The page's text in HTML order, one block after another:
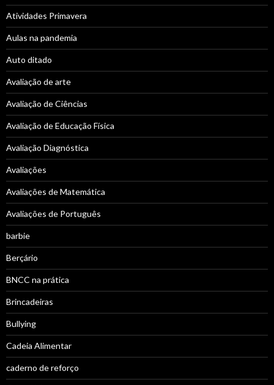
Atividades Primavera
Aulas na pandemia
Auto ditado
Avaliação de arte
Avaliação de Ciências
Avaliação de Educação Física
Avaliação Diagnóstica
Avaliações
Avaliações de Matemática
Avaliações de Português
barbie
Berçário
BNCC na prática
Brincadeiras
Bullying
Cadeia Alimentar
caderno de reforço